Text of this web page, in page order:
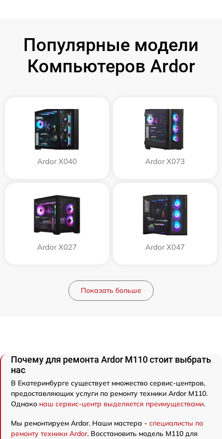
Популярные модели
Компьютеров Ardor
Ardor X040 Ardor X073
Ardor X027 Ardor X047
Показать больше
Почему для ремонта Ardor M110 стоит выбрать
нас
В Екатеринбурге существует множество сервис-центров,
предоставляющих услуги по ремонту техники Ardor M110.
Однако наш сервис-центр выделяется преимуществами.
Мы ремонтируем Ardor. Наши мастера - специалисты по
ремонту техники Ardor. Восстановить модель M110 для